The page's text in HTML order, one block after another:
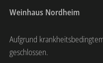
Weinhaus Nordheim
Aufgrund
geschlossen.